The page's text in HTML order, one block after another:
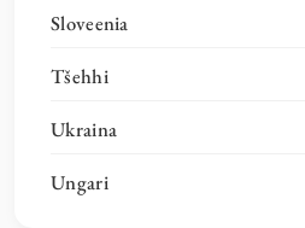
Sloveenia
Tšehhi
Ukraina
Ungari